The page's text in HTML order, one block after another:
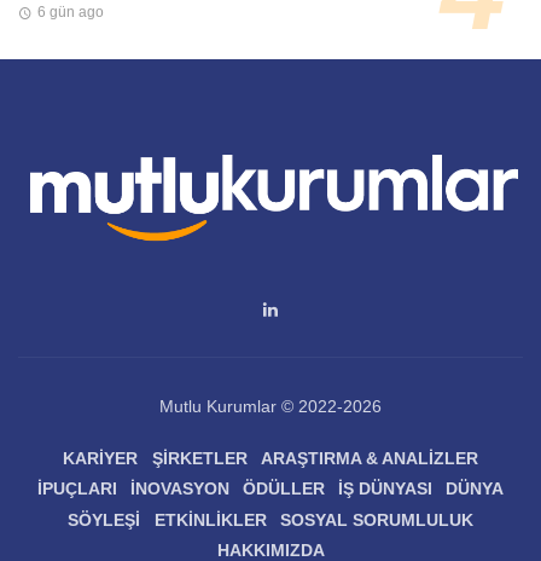
6 gün ago
Mutlu Kurumlar © 2022-2026
KARIYER ŞIRKETLER
ARAŞTIRMA & ANALIZLER
İPUÇLARI
İNOVASYON ÖDÜLLER İŞ DÜNYASI
DÜNYA
SÖYLEŞI
ETKINLIKLER
SOSYAL SORUMLULUK
HAKKIMIZDA